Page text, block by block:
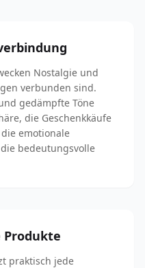
Nostalgie und
verbunden sind.
gedämpfte Töne
die Geschenkkäufe
emotionale
bedeutungsvolle
praktisch jede